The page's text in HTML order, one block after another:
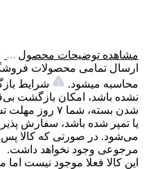
مشاهده توضیحات محصول
ارسال تمامی محصولات
محاسبه میشود.
شرایط
نشده باشد، امکان بازگشت
شدن بسته، شما
یا تمپر شده باشد، سفارش
می‌شود. در صورتی که کالا پس
مرجوعی وجود نخواهد داشت.
این کالا فعلا موجود نیست